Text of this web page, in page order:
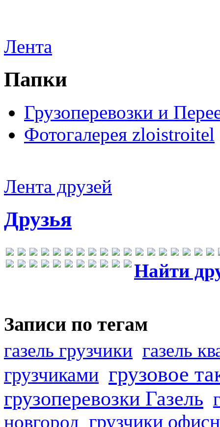
Лента
Папки
Грузоперевозки и
Фотогалерея zloistroitel
Лента друзей
Друзья
Найти
Записи по тегам
газель грузчики газель
грузчиками грузовое
грузоперевозки Газель
новгород грузчики